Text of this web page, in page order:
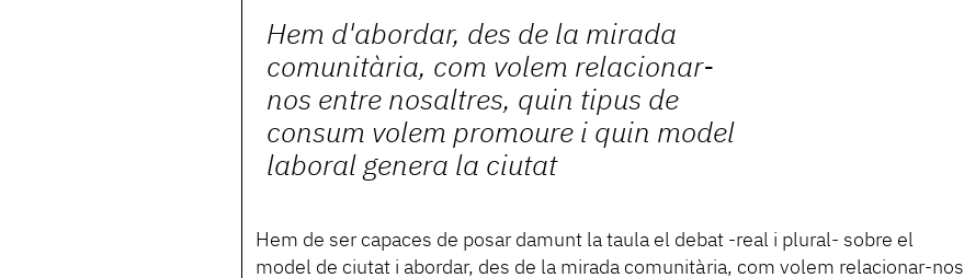
Hem d'abordar, des de la mirada
comunitària, com volem relacionar-
nos entre nosaltres, quin tipus de
consum volem promoure i quin model
laboral genera la ciutat
Hem de ser capaces de posar damunt la taula el debat -real i plural- sobre el
model de ciutat i abordar, des de la mirada comunitària, com volem relacionar-nos